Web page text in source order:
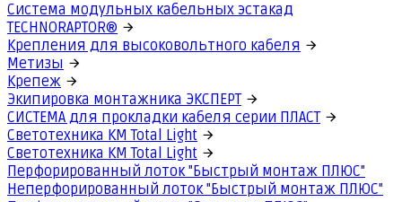
Система модульных кабельных эстакад
TECHNORAPTOR®
Крепления для высоковольтного кабеля
Метизы
Крепеж
Экипировка монтажника ЭКСПЕРТ
СИСТЕМА для прокладки кабеля серии ПЛАСТ
Светотехника КМ Total Light
Светотехника КМ Total Light
Перфорированный лоток "Быстрый монтаж ПЛЮС"
Неперфорированный лоток "Быстрый монтаж ПЛЮС"